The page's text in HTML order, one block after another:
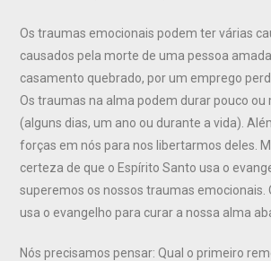
Os traumas emocionais podem ter várias
causados pela morte de uma pessoa
casamento quebrado, por um emprego
Os traumas na alma podem durar pouco ou
(alguns dias, um ano ou durante a vida).
forças em nós para nos libertarmos deles.
certeza de que o Espírito Santo usa o
superemos os nossos traumas emocionais.
usa o evangelho para curar a nossa alma
Nós precisamos pensar: Qual o primeiro